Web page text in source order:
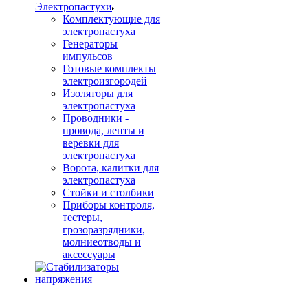
Электропастухи
Комплектующие для
электропастуха
Генераторы
импульсов
Готовые комплекты
электроизгородей
Изоляторы для
электропастуха
Проводники -
провода, ленты и
веревки для
электропастуха
Ворота, калитки для
электропастуха
Стойки и столбики
Приборы контроля,
тестеры,
грозоразрядники,
молниеотводы и
аксессуары